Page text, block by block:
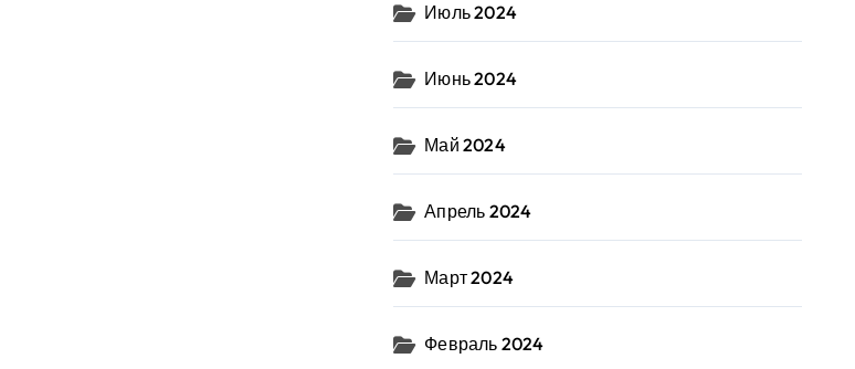
Июль 2024
Июнь 2024
Май 2024
Апрель 2024
Март 2024
Февраль 2024